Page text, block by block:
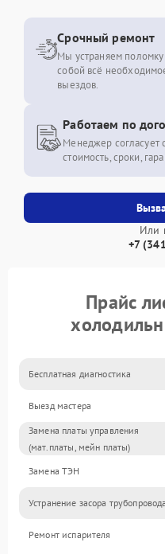
Или
+7
Срочный ремонт
Мы устраняем поломку
собой всё
выездов.
Работаем по
Менеджер согласует
стоимость, сроки,
Прайс
Бесплатная диагностика
Выезд мастера
Замена платы управления
(мат.платы, мейн платы)
Замена ТЭН
Устранение засора трубопровода
Ремонт испарителя